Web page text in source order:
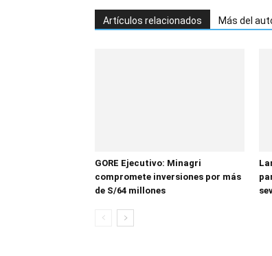
Artículos relacionados Más del
GORE Ejecutivo: Minagri
compromete inversiones por más
de S/64 millones